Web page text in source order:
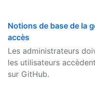
Notions de base de la
accès
Les administrateurs
les utilisateurs
sur GitHub.